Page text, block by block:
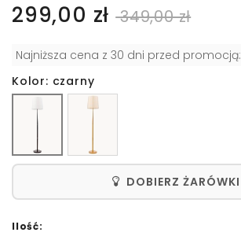
299,00 zł 349,00 zł
Najniższa cena z 30 dni przed promocją:
Kolor: czarny
DOBIERZ ŻARÓWKI
Ilość: